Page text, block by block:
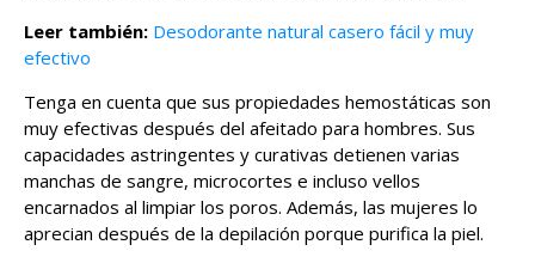
Leer también: Desodorante natural casero fácil y muy
efectivo
Tenga en cuenta que sus propiedades hemostáticas son
muy efectivas después del afeitado para hombres. Sus
capacidades astringentes y curativas detienen varias
manchas de sangre, microcortes e incluso vellos
encarnados al limpiar los poros. Además, las mujeres lo
aprecian después de la depilación porque purifica la piel.